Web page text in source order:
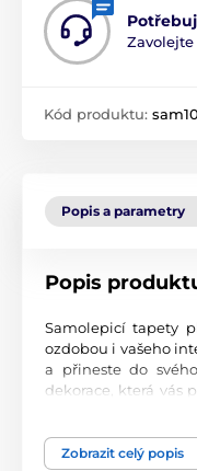
Zavolejte
Kód produktu:
Popis a parametry
Popis
Samolepicí tapety
ozdobou i vašeho
a přineste do
dekorace, která vás
Zobrazit celý popis